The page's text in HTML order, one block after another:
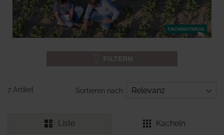
7 Artikel Sortieren nach
Liste Kacheln